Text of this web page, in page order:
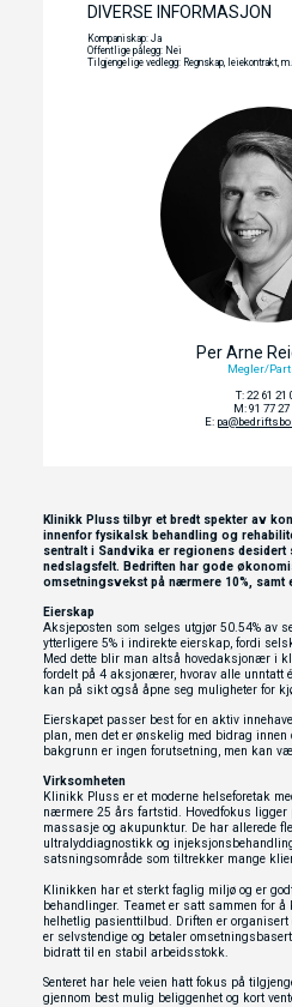
DIVERSE INFORMASJON
Kompaniskap: Ja
Offentlige pålegg: Nei
Tilgjengelige vedlegg: Regnskap, leiekontrakt,
Per Arne
Megler/
T: 22 61 21
M: 91 77 27
E:
Klinikk Pluss tilbyr et bredt spekter av
innenfor fysikalsk behandling og
sentralt i Sandvika er regionens
nedslagsfelt. Bedriften har gode
omsetningsvekst på nærmere 10%, samt
Eierskap
Aksjeposten som selges utgjør 50.54% av
ytterligere 5% i indirekte eierskap, fordi
Med dette blir man altså hovedaksjonær i
fordelt på 4 aksjonærer, hvorav alle unntatt
kan på sikt også åpne seg muligheter for
Eierskapet passer best for en aktiv
plan, men det er ønskelig med bidrag
bakgrunn er ingen forutsetning, men kan
Virksomheten
Klinikk Pluss er et moderne helseforetak
nærmere 25 års fartstid. Hovedfokus
massasje og akupunktur. De har allerede
ultralyddiagnostikk og
satsningsområde som tiltrekker mange
Klinikken har et sterkt faglig miljø og er
behandlinger. Teamet er satt sammen for å
helhetlig pasienttilbud. Driften er
er selvstendige og betaler
bidratt til en stabil arbeidsstokk.
Senteret har hele veien hatt fokus på
gjennom best mulig beliggenhet og kort